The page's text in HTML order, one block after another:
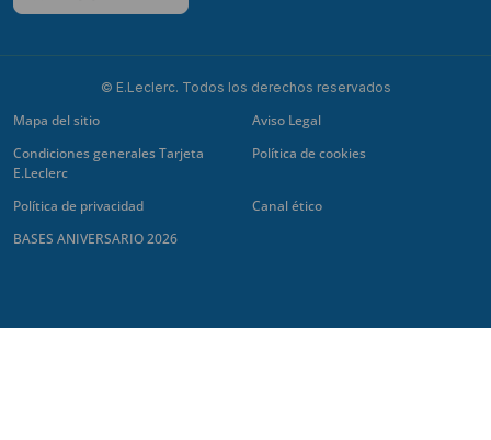
© E.Leclerc. Todos los derechos reservados
Mapa del sitio
Aviso Legal
Condiciones generales Tarjeta
E.Leclerc
Política de cookies
Política de privacidad
Canal ético
BASES ANIVERSARIO 2026